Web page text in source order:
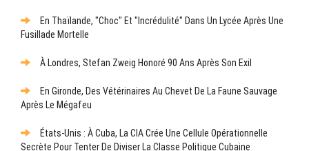
En Thaïlande, "choc" Et "incrédulité" Dans Un Lycée Après Une
Fusillade Mortelle
À Londres, Stefan Zweig Honoré 90 Ans Après Son Exil
En Gironde, Des Vétérinaires Au Chevet De La Faune Sauvage
Après Le Mégafeu
États-Unis : À Cuba, La CIA Crée Une Cellule Opérationnelle
Secrète Pour Tenter De Diviser La Classe Politique Cubaine